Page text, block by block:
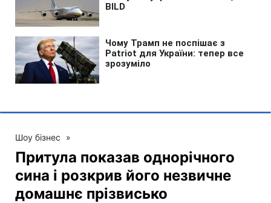
Шоу бізнес »
Притула показав однорічного
сина і розкрив його незвичне
домашнє прізвисько